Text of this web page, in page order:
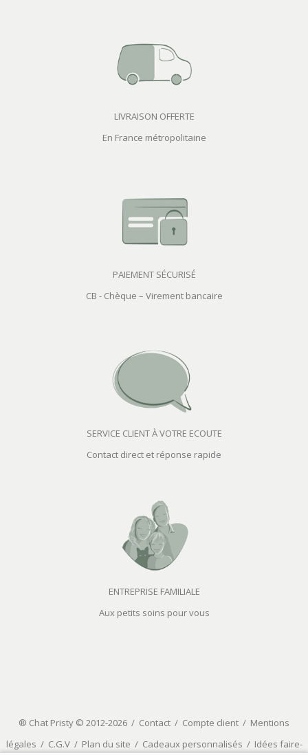
LIVRAISON OFFERTE
En France métropolitaine
PAIEMENT SÉCURISÉ
CB - Chèque – Virement bancaire
SERVICE CLIENT À VOTRE ECOUTE
Contact direct et réponse rapide
ENTREPRISE FAMILIALE
Aux petits soins pour vous
® Chat Pristy © 2012-2026 / Contact / Compte client / Mentions
légales / C.G.V/ Plan du site / Cadeaux personnalisés / Idées faire-